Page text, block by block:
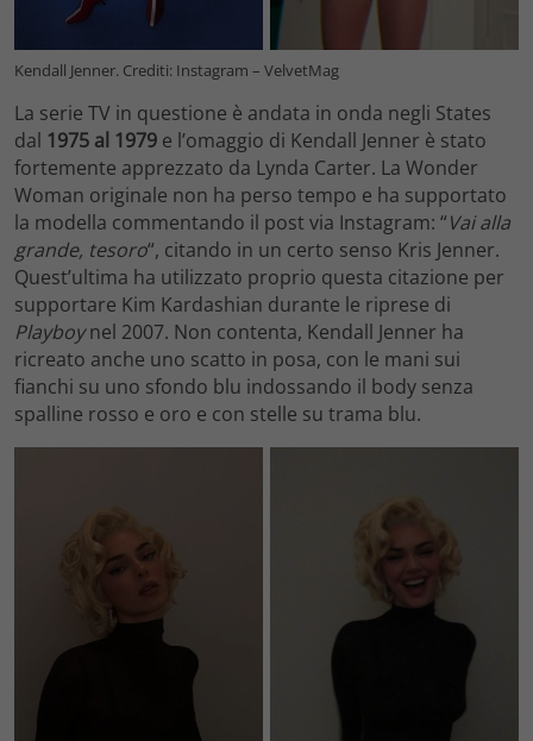
Kendall Jenner. Crediti: Instagram – VelvetMag
La serie TV in questione è andata in onda negli States
dal 1975 al 1979 e l’omaggio di Kendall Jenner è stato
fortemente apprezzato da Lynda Carter. La Wonder
Woman originale non ha perso tempo e ha supportato
la modella commentando il post via Instagram: “Vai alla
grande, tesoro“, citando in un certo senso Kris Jenner.
Quest’ultima ha utilizzato proprio questa citazione per
supportare Kim Kardashian durante le riprese di
Playboynel 2007. Non contenta, Kendall Jenner ha
ricreato anche uno scatto in posa, con le mani sui
fianchi su uno sfondo blu indossando il body senza
spalline rosso e oro e con stelle su trama blu.